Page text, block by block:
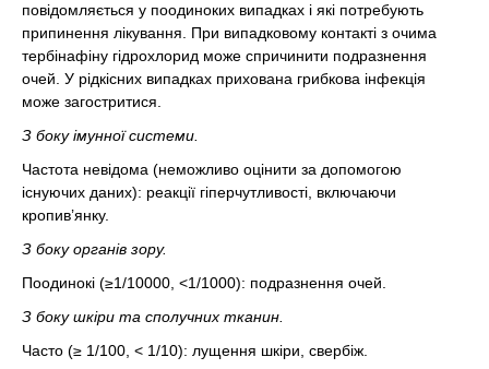
повідомляється у поодиноких випадках і які потребують
припинення лікування. При випадковому контакті з очима
тербінафіну гідрохлорид може спричинити подразнення
очей. У рідкісних випадках прихована грибкова інфекція
може загостритися.
З боку імунної системи.
Частота невідома (неможливо оцінити за допомогою
існуючих даних): реакції гіперчутливості, включаючи
кропив’янку.
З боку органів зору.
Поодинокі (≥1/10000, <1/1000): подразнення очей.
З боку шкіри та сполучних тканин.
Часто (≥ 1/100, < 1/10): лущення шкіри, свербіж.